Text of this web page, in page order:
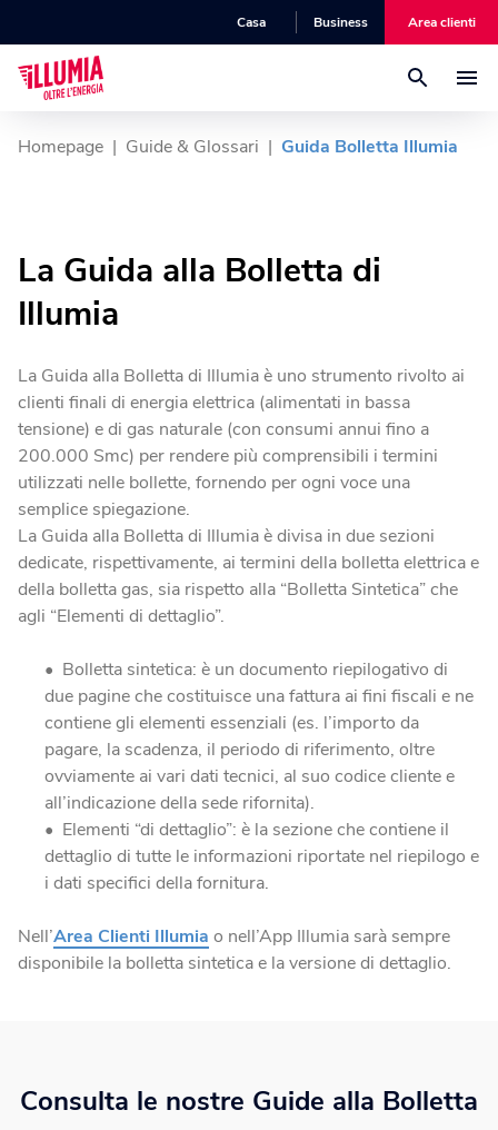
Casa Business Area clienti
Luce
L’offerta luce a prezzo fisso per la tua casa.
Energia Senza Pensieri
Luce Flex
L’offerta luce a prezzo indicizzato per la tua casa.
Energia Lunga Gas
L’offerta gas a prezzo fisso per la tua casa.
Gas Flex
L'offerta gas indicizzata per la tua casa.
Luce + Gas
Fibra
Illumia Wifi
Scopri la nostra offerta fibra per la tua casa
Verifica Copertura
Verifica se la tua casa è coperta dalla fibra
Efficienza Energetica
Fotovoltaico
La tua casa diventa energia elettrica pulita.
Climatizzatori
Fotovoltaico da balcone
Produci energia energia elettrica dal tuo balcone.
Caldaie
Calore ed efficienza in un’unica scelta.
Blog
Homepage | Guide & Glossari | Guida Bolletta Illumia
La Guida alla Bolletta di
Illumia
La Guida alla Bolletta di Illumia è uno strumento rivolto ai
clienti finali di energia elettrica (alimentati in bassa
tensione) e di gas naturale (con consumi annui fino a
200.000 Smc) per rendere più comprensibili i termini
utilizzati nelle bollette, fornendo per ogni voce una
semplice spiegazione.
La Guida alla Bolletta di Illumia è divisa in due sezioni
dedicate, rispettivamente, ai termini della bolletta elettrica e
della bolletta gas, sia rispetto alla “Bolletta Sintetica” che
agli “Elementi di dettaglio”.
Bolletta sintetica: è un documento riepilogativo di
due pagine che costituisce una fattura ai fini fiscali e ne
contiene gli elementi essenziali (es. l’importo da
pagare, la scadenza, il periodo di riferimento, oltre
ovviamente ai vari dati tecnici, al suo codice cliente e
all’indicazione della sede rifornita).
Elementi “di dettaglio”: è la sezione che contiene il
dettaglio di tutte le informazioni riportate nel riepilogo e
i dati specifici della fornitura.
Nell’Area Clienti Illumia o nell’App Illumia sarà sempre
disponibile la bolletta sintetica e la versione di dettaglio.
Consulta le nostre Guide alla Bolletta